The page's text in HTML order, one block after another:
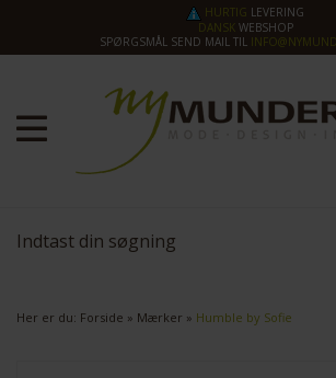
HURTIG LEVERING
DANSKWEBSHOP
SPØRGSMÅL SEND MAIL TIL
Her er du: Forside » Mærker » Humble by Sofie